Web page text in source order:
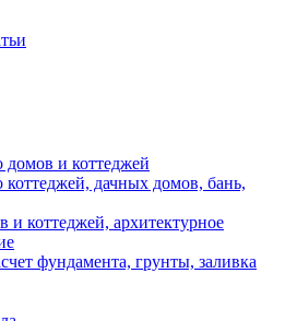
домов и коттеджей
коттеджей, дачных домов, бань,
и коттеджей, архитектурное
фундамента, грунты, заливка